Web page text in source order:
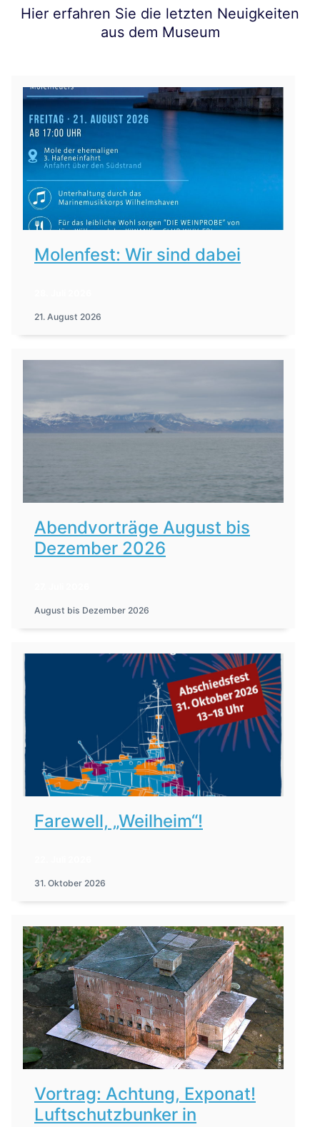
Hier erfahren Sie die letzten Neuigkeiten
aus dem Museum
Molenfest: Wir sind dabei
21. August 2026
Abendvorträge August bis
Dezember 2026
August bis Dezember 2026
Farewell, „Weilheim“!
31. Oktober 2026
Vortrag: Achtung, Exponat!
Luftschutzbunker in